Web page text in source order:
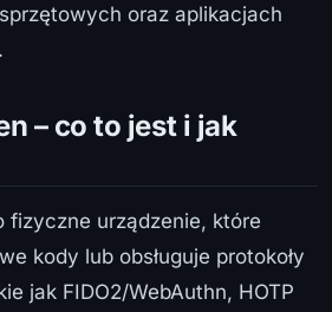
oraz aplikacjach
– co to jest i jak
fizyczne urządzenie, które
kody lub obsługuje protokoły
jak FIDO2/WebAuthn, HOTP